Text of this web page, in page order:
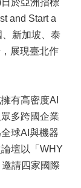
於亞洲指標
and Start a
新加坡、泰
展現臺北作
有高密度AI
多跨國企業
球AI與機器
壇以「WHY
請四家國際